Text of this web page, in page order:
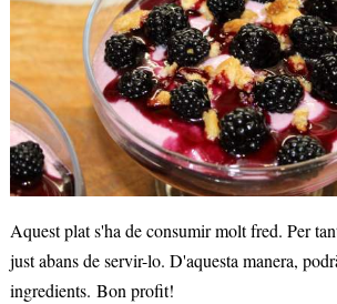
Aquest plat s'ha de consumir molt fred. Per
just abans de servir-lo. D'aquesta manera,
ingredients. Bon profit!